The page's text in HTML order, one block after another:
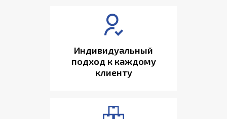
Индивидуальный
подход к каждому
клиенту